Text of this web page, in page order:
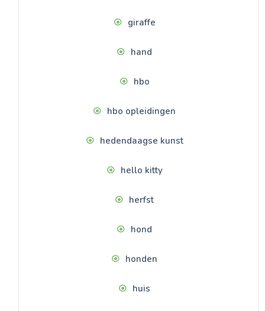
giraffe
hand
hbo
hbo opleidingen
hedendaagse kunst
hello kitty
herfst
hond
honden
huis